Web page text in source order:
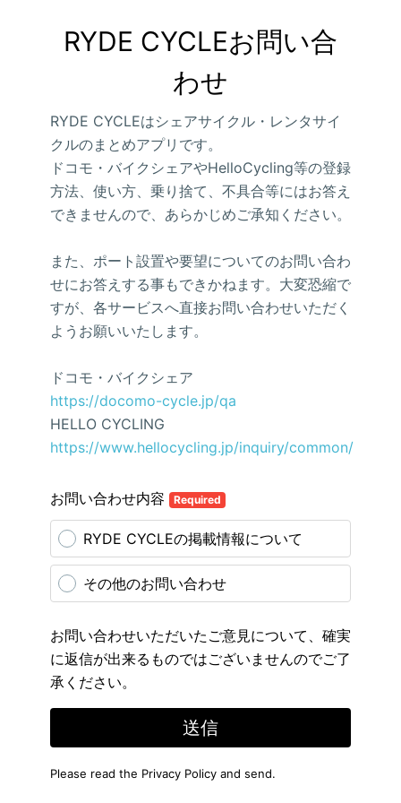
RYDE CYCLEお問い合
わせ
RYDE CYCLEはシェアサイクル・レンタサイ
クルのまとめアプリです。
ドコモ・バイクシェアやHelloCycling等の登録
方法、使い方、乗り捨て、不具合等にはお答え
できませんので、あらかじめご承知ください。
また、ポート設置や要望についてのお問い合わ
せにお答えする事もできかねます。大変恐縮で
すが、各サービスへ直接お問い合わせいただく
ようお願いいたします。
ドコモ・バイクシェア
https://docomo-cycle.jp/qa
HELLO CYCLING
https://www.hellocycling.jp/inquiry/common/
お問い合わせ内容 Required
RYDE CYCLEの掲載情報について
その他のお問い合わせ
お問い合わせいただいたご意見について、確実
に返信が出来るものではございませんのでご了
承ください。
送信
Please read the Privacy Policy and send.